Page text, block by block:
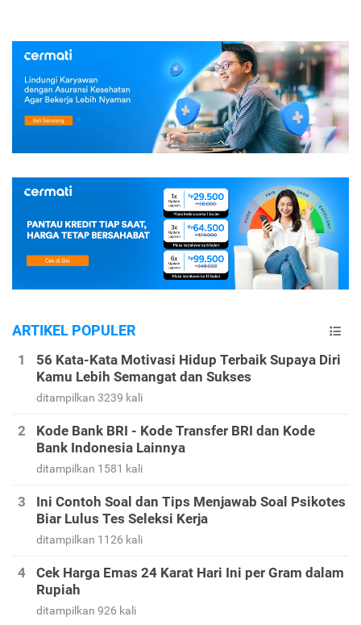
ARTIKEL POPULER
56 Kata-Kata Motivasi Hidup Terbaik Supaya Diri
Kamu Lebih Semangat dan Sukses
ditampilkan 3239 kali
Kode Bank BRI - Kode Transfer BRI dan Kode
Bank Indonesia Lainnya
ditampilkan 1581 kali
Ini Contoh Soal dan Tips Menjawab Soal Psikotes
Biar Lulus Tes Seleksi Kerja
ditampilkan 1126 kali
Cek Harga Emas 24 Karat Hari Ini per Gram dalam
Rupiah
ditampilkan 926 kali